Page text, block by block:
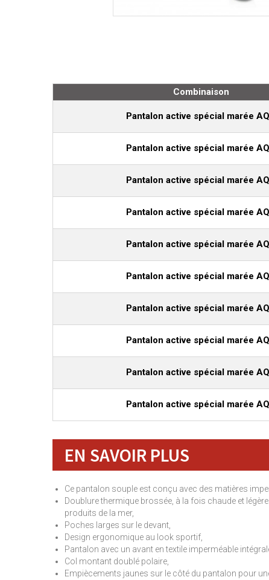
Combinaison
Pantalon active spécial marée
Pantalon active spécial marée
Pantalon active spécial marée
Pantalon active spécial marée
Pantalon active spécial marée
Pantalon active spécial marée
Pantalon active spécial marée
Pantalon active spécial marée
Pantalon active spécial marée
Pantalon active spécial marée
EN SAVOIR PLUS
Ce pantalon souple est conçu avec des matières
Doublure thermique brossée, à la fois chaude et
produits de la mer,
Poches larges sur le devant,
Design ergonomique au look sportif,
Pantalon avec un avant en textile imperméable
Col montant doublé polaire,
Empiècements jaunes sur le côté du pantalon pour